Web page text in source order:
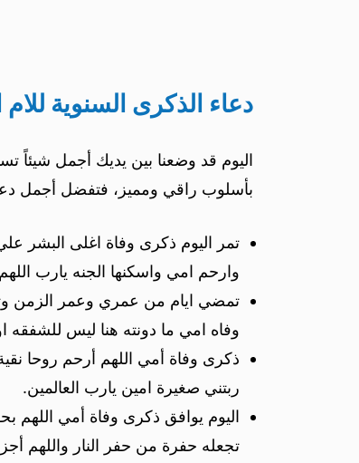
دعاء الذكرى السنوية للام
اليوم قد وضعنا بين يديك أجمل شيئاً
بأسلوب راقي ومميز، فتفضل أجمل
تمر اليوم ذكرى وفاة اغلى البشر
وارحم امي واسكنها الجنه يارب
تمضي ايام من عمري وعمر الزمن
وفاه امي ما دونته هنا ليس للشفقه
ذكرى وفاة أمي اللهم أرحم روحا نقية
ربتني صغيرة امين يارب العالمين.
اليوم يوافق ذكرى وفاة أمي اللهم
تجعله حفرة من حفر النار واللهم